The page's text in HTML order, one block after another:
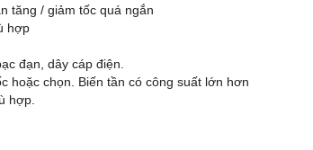
/ giảm tốc quá ngắn
đạn, dây cáp điện.
chọn. Biến tần có công suất lớn hơn